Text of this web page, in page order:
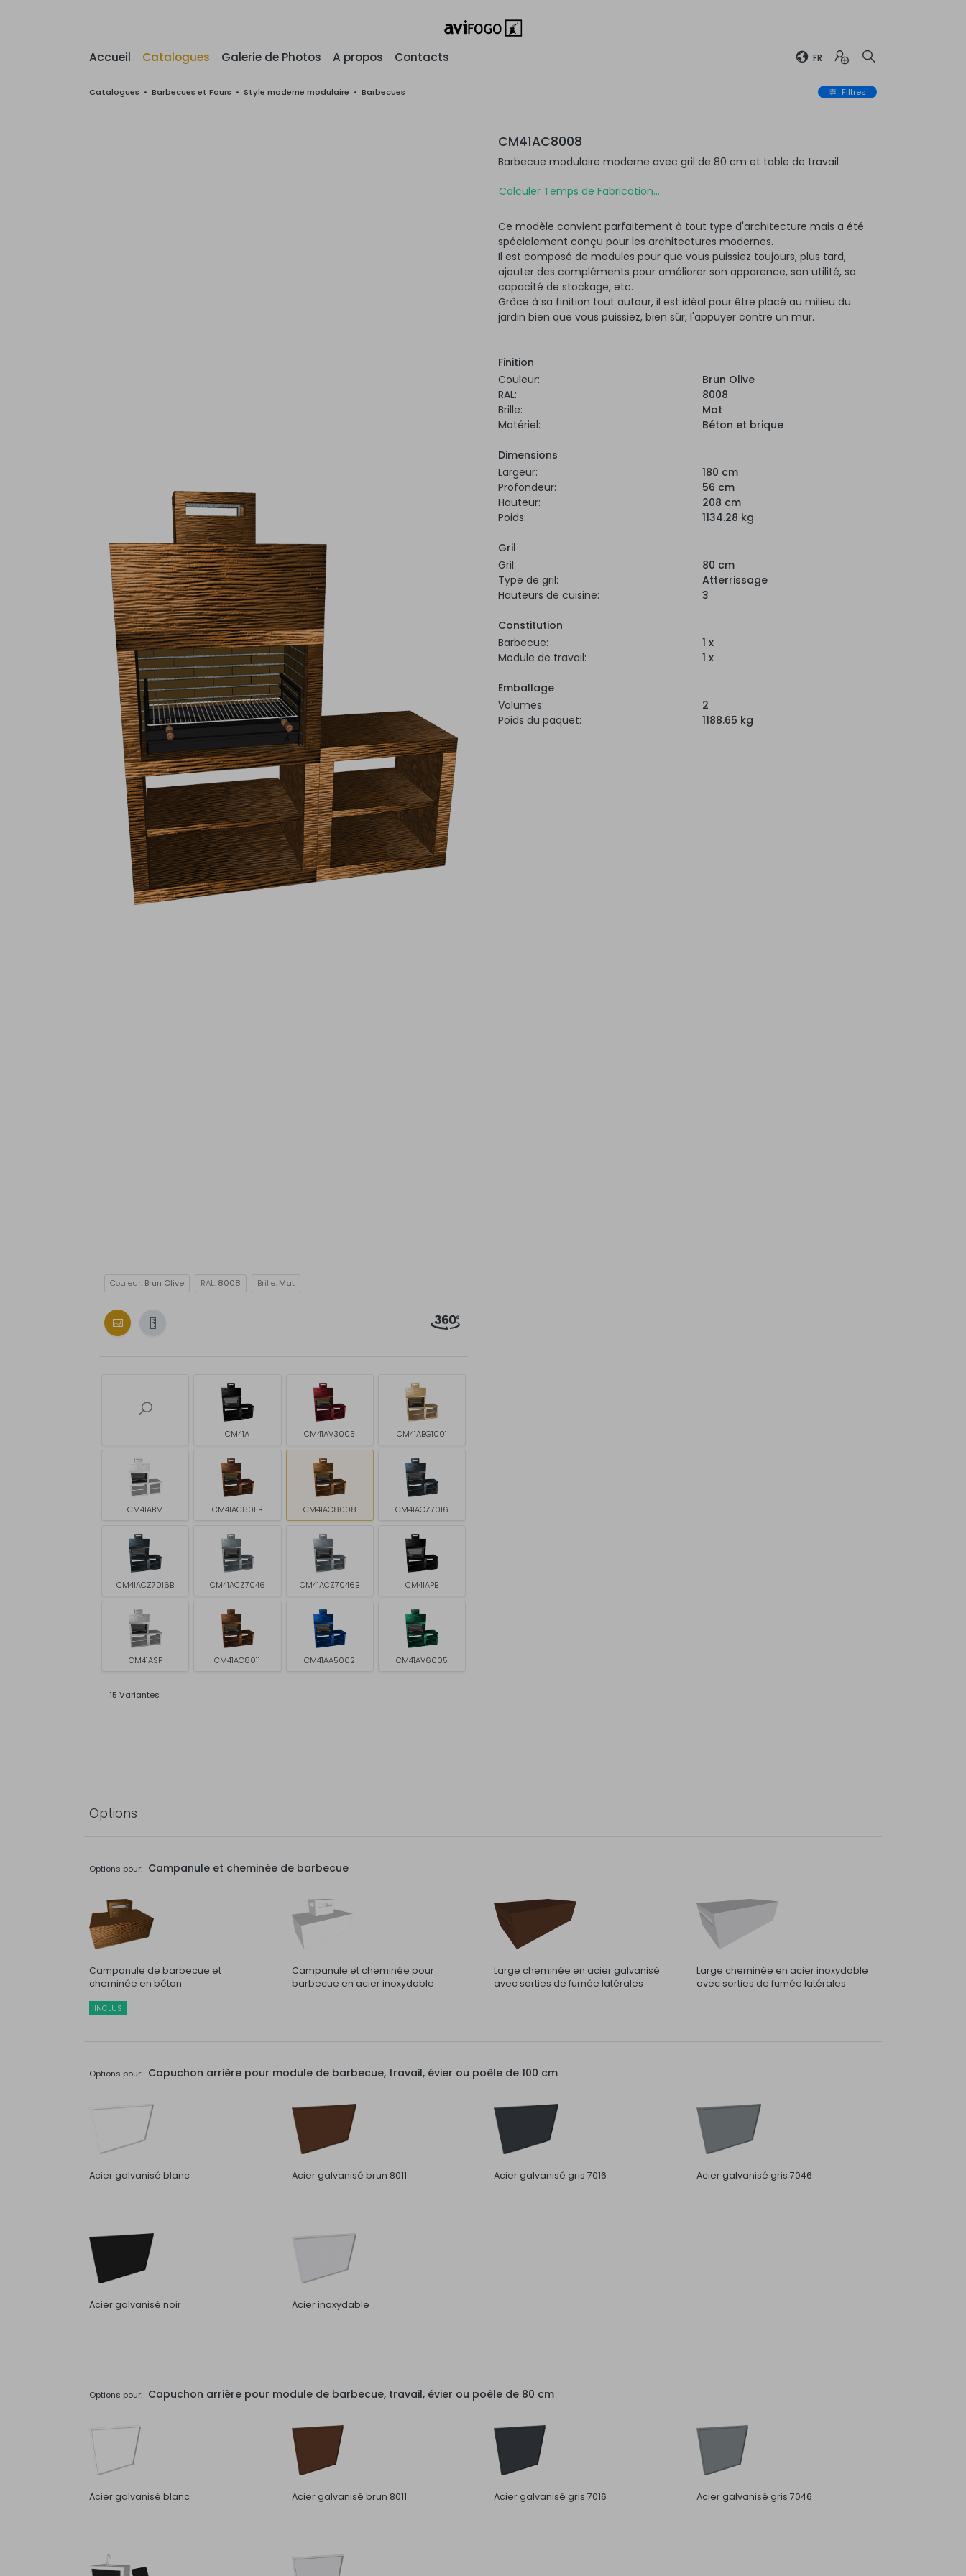
Accueil Catalogues Galerie de Photos A propos Contacts FR
Catalogues • Barbecues et Fours • Style moderne modulaire • Barbecues Filtres
Couleur: Brun Olive RAL: 8008 Brille: Mat
CM41A CM41AV3005 CM41ABG1001
CM41ABM CM41AC8011B CM41AC8008 CM41ACZ7016
CM41ACZ7016B CM41ACZ7046 CM41ACZ7046B CM41APB
CM41ASP CM41AC8011 CM41AA5002 CM41AV6005
15 Variantes
CM41AC8008
Barbecue modulaire moderne avec gril de 80 cm et table de travail
Calculer Temps de Fabrication...
Ce modèle convient parfaitement à tout type d'architecture mais a été
spécialement conçu pour les architectures modernes.
Il est composé de modules pour que vous puissiez toujours, plus tard,
ajouter des compléments pour améliorer son apparence, son utilité, sa
capacité de stockage, etc.
Grâce à sa finition tout autour, il est idéal pour être placé au milieu du
jardin bien que vous puissiez, bien sûr, l'appuyer contre un mur.
Finition
Couleur:
Brun Olive
RAL:
8008
Brille:
Mat
Matériel:
Béton et brique
Dimensions
Largeur:
180 cm
Profondeur:
56 cm
Hauteur:
208 cm
Poids:
1134.28 kg
Gril
Gril:
80 cm
Type de gril:
Atterrissage
Hauteurs de cuisine:
3
Constitution
Barbecue:
1 x
Module de travail:
1 x
Emballage
Volumes:
2
Poids du paquet:
1188.65 kg
Options
Options pour: Campanule et cheminée de barbecue
Campanule de barbecue et
cheminée en béton
INCLUS
Campanule et cheminée pour
barbecue en acier inoxydable
Large cheminée en acier galvanisé
avec sorties de fumée latérales
Large cheminée en acier inoxydable
avec sorties de fumée latérales
Options pour: Capuchon arrière pour module de barbecue, travail, évier ou poêle de 100 cm
Acier galvanisé blanc Acier galvanisé brun 8011 Acier galvanisé gris 7016 Acier galvanisé gris 7046
Acier galvanisé noir Acier inoxydable
Options pour: Capuchon arrière pour module de barbecue, travail, évier ou poêle de 80 cm
Acier galvanisé blanc Acier galvanisé brun 8011 Acier galvanisé gris 7016 Acier galvanisé gris 7046